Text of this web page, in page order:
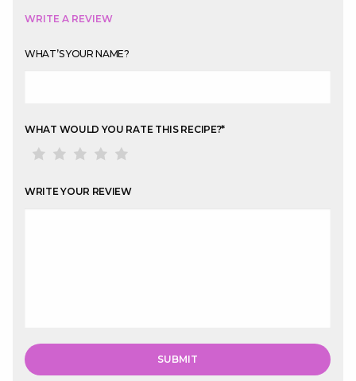
WRITE A REVIEW
WHAT’S YOUR NAME?
WHAT WOULD YOU RATE THIS RECIPE?*
WRITE YOUR REVIEW